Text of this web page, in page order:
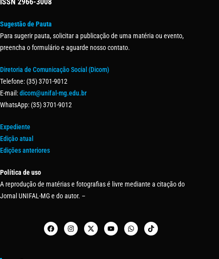
Sugestão de Pauta
Para sugerir pauta, solicitar a publicação de uma matéria ou evento,
preencha o formulário e aguarde nosso contato.
Diretoria de Comunicação Social (Dicom)
Telefone: (35) 3701-9012
E-mail:dicom@unifal-mg.edu.br
WhatsApp: (35) 3701-9012
Expediente
Edição atual
Edições anteriores
Política de uso
A reprodução de matérias e fotografias é livre mediante a citação do
Jornal UNIFAL-MG e do autor. –